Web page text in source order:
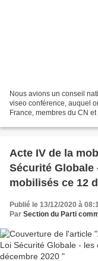
Nous avions un conseil
viseo conférence, auquel
France, membres du CN
Acte IV de la
Sécurité Globale
mobilisés ce 12
Publié le 13/12/2020 à
Par Section du Parti